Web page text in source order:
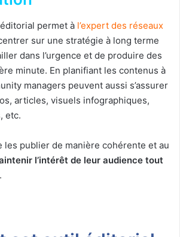
permet à l’expert des réseaux
sur une stratégie à long terme
dans l’urgence et de produire des
minute. En planifiant les contenus à
managers peuvent aussi s’assurer
articles, visuels infographiques,
etc.
les publier de manière cohérente et au
l’intérêt de leur audience tout
.